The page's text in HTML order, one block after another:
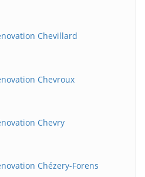
Chevillard
Chevroux
Chevry
Chézery-Forens